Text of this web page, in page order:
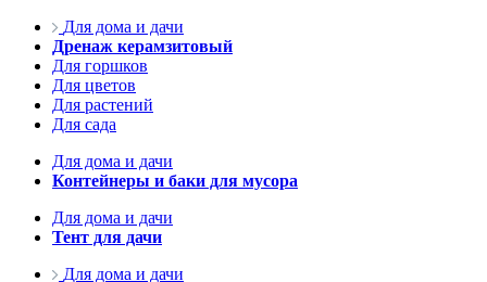
Для дома и дачи
Дренаж керамзитовый
Для горшков
Для цветов
Для растений
Для сада
Для дома и дачи
Контейнеры и баки для мусора
Для дома и дачи
Тент для дачи
Для дома и дачи